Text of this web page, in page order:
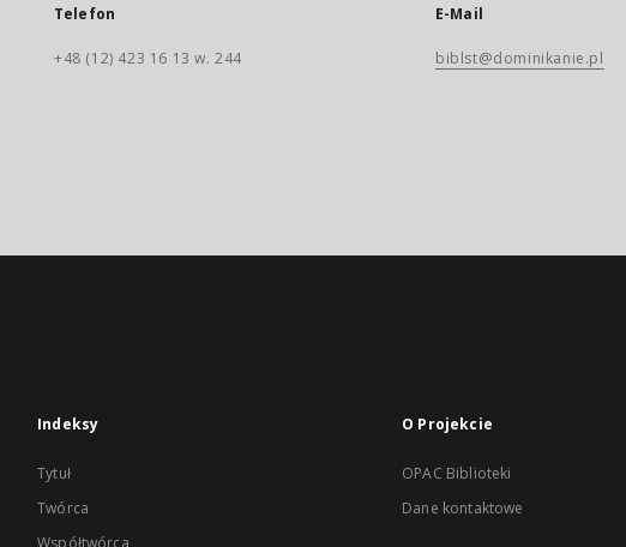
Telefon
+48 (12) 423 16 13 w. 244
E-Mail
biblst@dominikanie.pl
Indeksy
Tytuł
Twórca
Współtwórca
O Projekcie
OPAC Biblioteki
Dane kontaktowe